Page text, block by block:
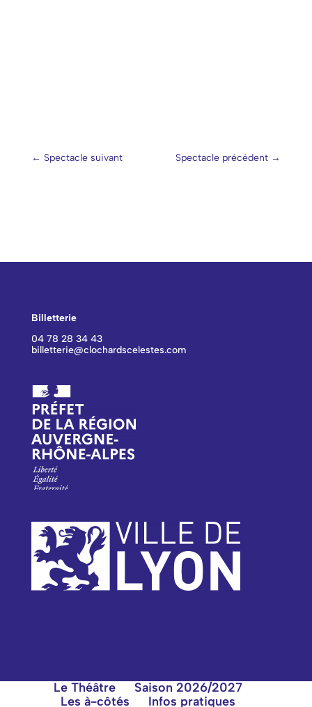
← Spectacle suivant Spectacle précédent →
Billetterie
04 78 28 34 43
billetterie@clochardscelestes.com
Le Théâtre
Saison 2026/2027
Les à-côtés
Infos pratiques